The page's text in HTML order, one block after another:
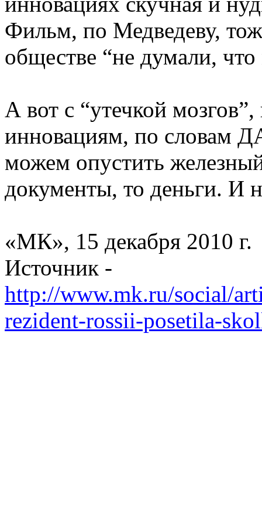
Фильм, по Медведеву,
обществе “не думали,
А вот с “утечкой
инновациям, по словам
можем опустить
документы, то деньги. И
«МК», 15 декабря 2010 г.
Источник -
http://www.mk.ru/social/
rezident-rossii-posetila-